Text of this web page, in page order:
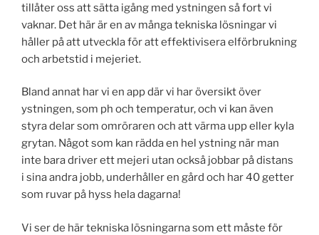
tillåter oss att sätta igång med ystningen så fort vi
vaknar. Det här är en av många tekniska lösningar vi
håller på att utveckla för att effektivisera elförbrukning
och arbetstid i mejeriet.
Bland annat har vi en app där vi har översikt över
ystningen, som ph och temperatur, och vi kan även
styra delar som omröraren och att värma upp eller kyla
grytan. Något som kan rädda en hel ystning när man
inte bara driver ett mejeri utan också jobbar på distans
i sina andra jobb, underhåller en gård och har 40 getter
som ruvar på hyss hela dagarna!
Vi ser de här tekniska lösningarna som ett måste för